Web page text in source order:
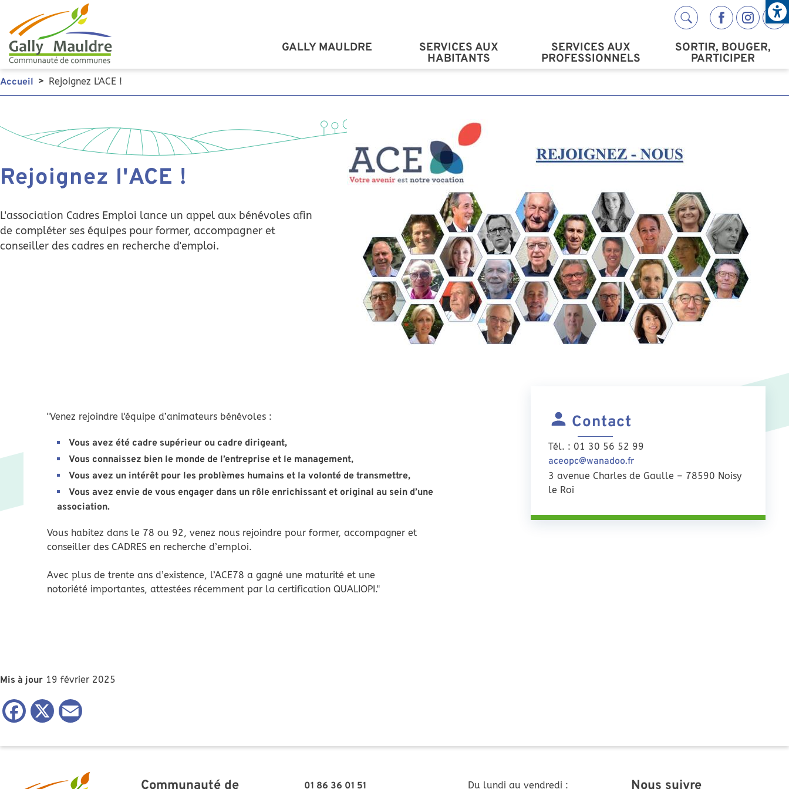
Réseaux
GALLY MAULDRE SERVICES AUX
HABITANTS
SERVICES AUX
PROFESSIONNELS
SORTIR, BOUGER,
PARTICIPER
Accueil Rejoignez L'ACE !
Rejoignez l'ACE !
L'association Cadres Emploi lance un appel aux bénévoles afin
de compléter ses équipes pour former, accompagner et
conseiller des cadres en recherche d'emploi.
"Venez rejoindre l'équipe d’animateurs bénévoles :
Vous avez été cadre supérieur ou cadre dirigeant,
Vous connaissez bien le monde de l’entreprise et le management,
Vous avez un intérêt pour les problèmes humains et la volonté de transmettre,
Vous avez envie de vous engager dans un rôle enrichissant et original au sein d’une
association.
Vous habitez dans le 78 ou 92, venez nous rejoindre pour former, accompagner et
conseiller des CADRES en recherche d’emploi.
Avec plus de trente ans d’existence, l’ACE78 a gagné une maturité et une
notoriété importantes, attestées récemment par la certification QUALIOPI."
Contact
Tél. : 01 30 56 52 99
aceopc@wanadoo.fr
3 avenue Charles de Gaulle – 78590 Noisy
le Roi
Mis à jour 19 février 2025
Facebook
X
01 86 36 01 51 Du lundi au vendredi :